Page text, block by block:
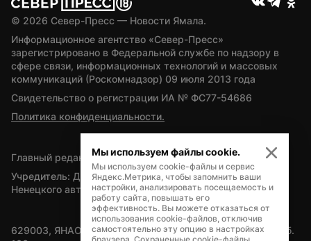
© 2026 Север-Пресс — Новости Ямала.
Информационное агентство «Север-Пресс»
зарегистрировано в Федеральной службе по надзору в
сфере связи, информационных технологий и массовых
коммуникаций (Роскомнадзор) 09 июля 2013 года
Свидетельство о регистрации ИА № ФС77-54686
Политика конфиденциальности.
Главный редактор — А.Л. Поздеев
Учредитель: Департамент внутренней политики Ямало-
Ненецкого автономного округа
629003, ЯНАО, Салехард, мкр. Богдана Кнунянца, д.1, каб.
Мы используем файлы cookie.
Мы используем cookie-файлы и сервис
Яндекс.Метрика, чтобы запомнить ваши
настройки, анализировать посещаемость и
работу сайта, повышать его
эффективность. Вы можете отказаться от
использования cookie-файлов, отключив
самостоятельно эту опцию в настройках